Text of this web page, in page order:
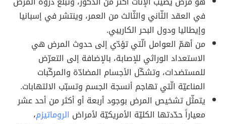
في العقد الثّاني والثّالث من العمر، وينتشر في إسبانيا
وإيطاليا ودول البحر الكاريبي.
من أهمّ العوامل الّتي تؤدّي إلى حدوث المرض هي
الاستعداد الوراثي للإصابة، بالإضافة إلى التعرّض
للمستضدات، وتشكّل الأجسام المضادّة والمركّبات
المناعيّة الّتي تهاجم أنسجة الجسم وتسبّب الالتهابات.
يتمثّل تشخيص المرض بوجود أربعة أو أكثر من أحد عشر
معياراً حدّدتها الكليّة الأمريكيّة لأمراض الروماتيزم،